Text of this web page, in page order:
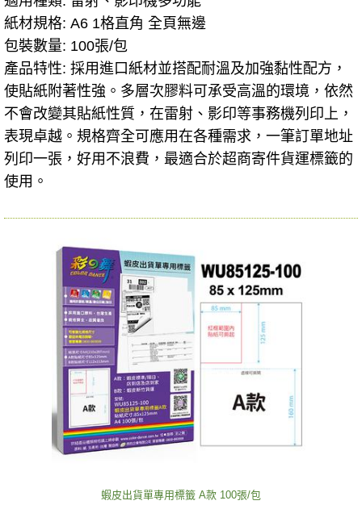
紙材規格: A6 1格直角 全頁無邊
包裝數量: 100張/包
產品特性: 採用進口紙材並搭配耐溫及加強黏性配方 ，
使貼紙附著性強。多層次膠料可承受高溫的環境，依然
不會改變其貼紙性質，在雷射、影印等事務機列印上，
表現卓越。規格齊全可應用在各種需求，一筆訂單地址
列印一張，好用不浪費，最適合於超商寄件貨運標籤的
使用。
蝦皮出貨單專用標籤 A款 100張/包